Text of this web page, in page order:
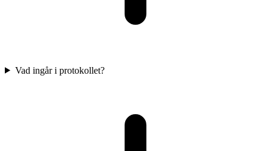
Vad ingår i protokollet?